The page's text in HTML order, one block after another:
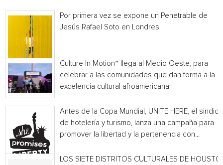
Por primera vez se expone un Penetrable de
Jesús Rafael Soto en Londres
Culture In Motion™ llega al Medio Oeste, para
celebrar a las comunidades que dan forma a la
excelencia cultural afroamericana
Antes de la Copa Mundial, UNITE HERE, el
de hotelería y turismo, lanza una campaña para
promover la libertad y la pertenencia con...
LOS SIETE DISTRITOS CULTURALES DE